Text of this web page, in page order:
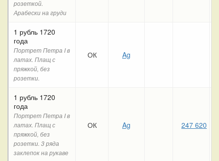
розеткой.
Арабески на груди
1 рубль 1720
года
Портрет Петра I в
латах. Плащ с
пряжкой, без
розетки.
ОК Ag
1 рубль 1720
года
Портрет Петра I в
латах. Плащ с
пряжкой, без
розетки. 3 ряда
заклепок на рукаве
ОК Ag 247 620